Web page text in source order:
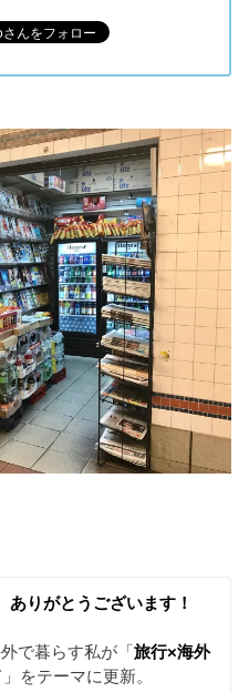
りがとうございます！
で暮らす私が「 旅行×海外
」をテーマに更新。